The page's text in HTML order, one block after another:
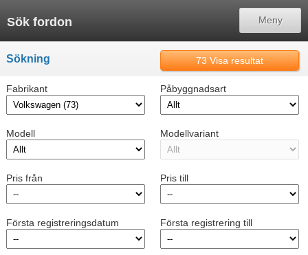
Sök fordon Meny
Sökning 73Visa resultat
Fabrikant Påbyggnadsart
Modell Modellvariant
Pris från Pris till
Första registreringsdatum Första registrering till
Meny
Tillbaka
Svenska
Tysk
Danska